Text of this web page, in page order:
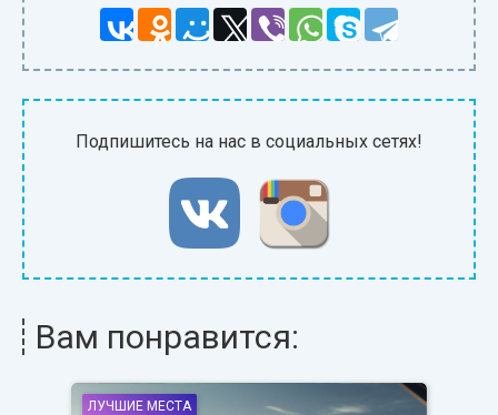
Подпишитесь на нас в социальных сетях!
Вам понравится:
ЛУЧШИЕ МЕСТА